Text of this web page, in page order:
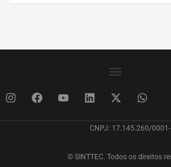
CNPJ: 17.145.260/
© SINTTEC. Todos os direitos